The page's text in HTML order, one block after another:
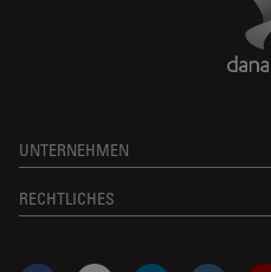
UNTERNEHMEN
RECHTLICHES